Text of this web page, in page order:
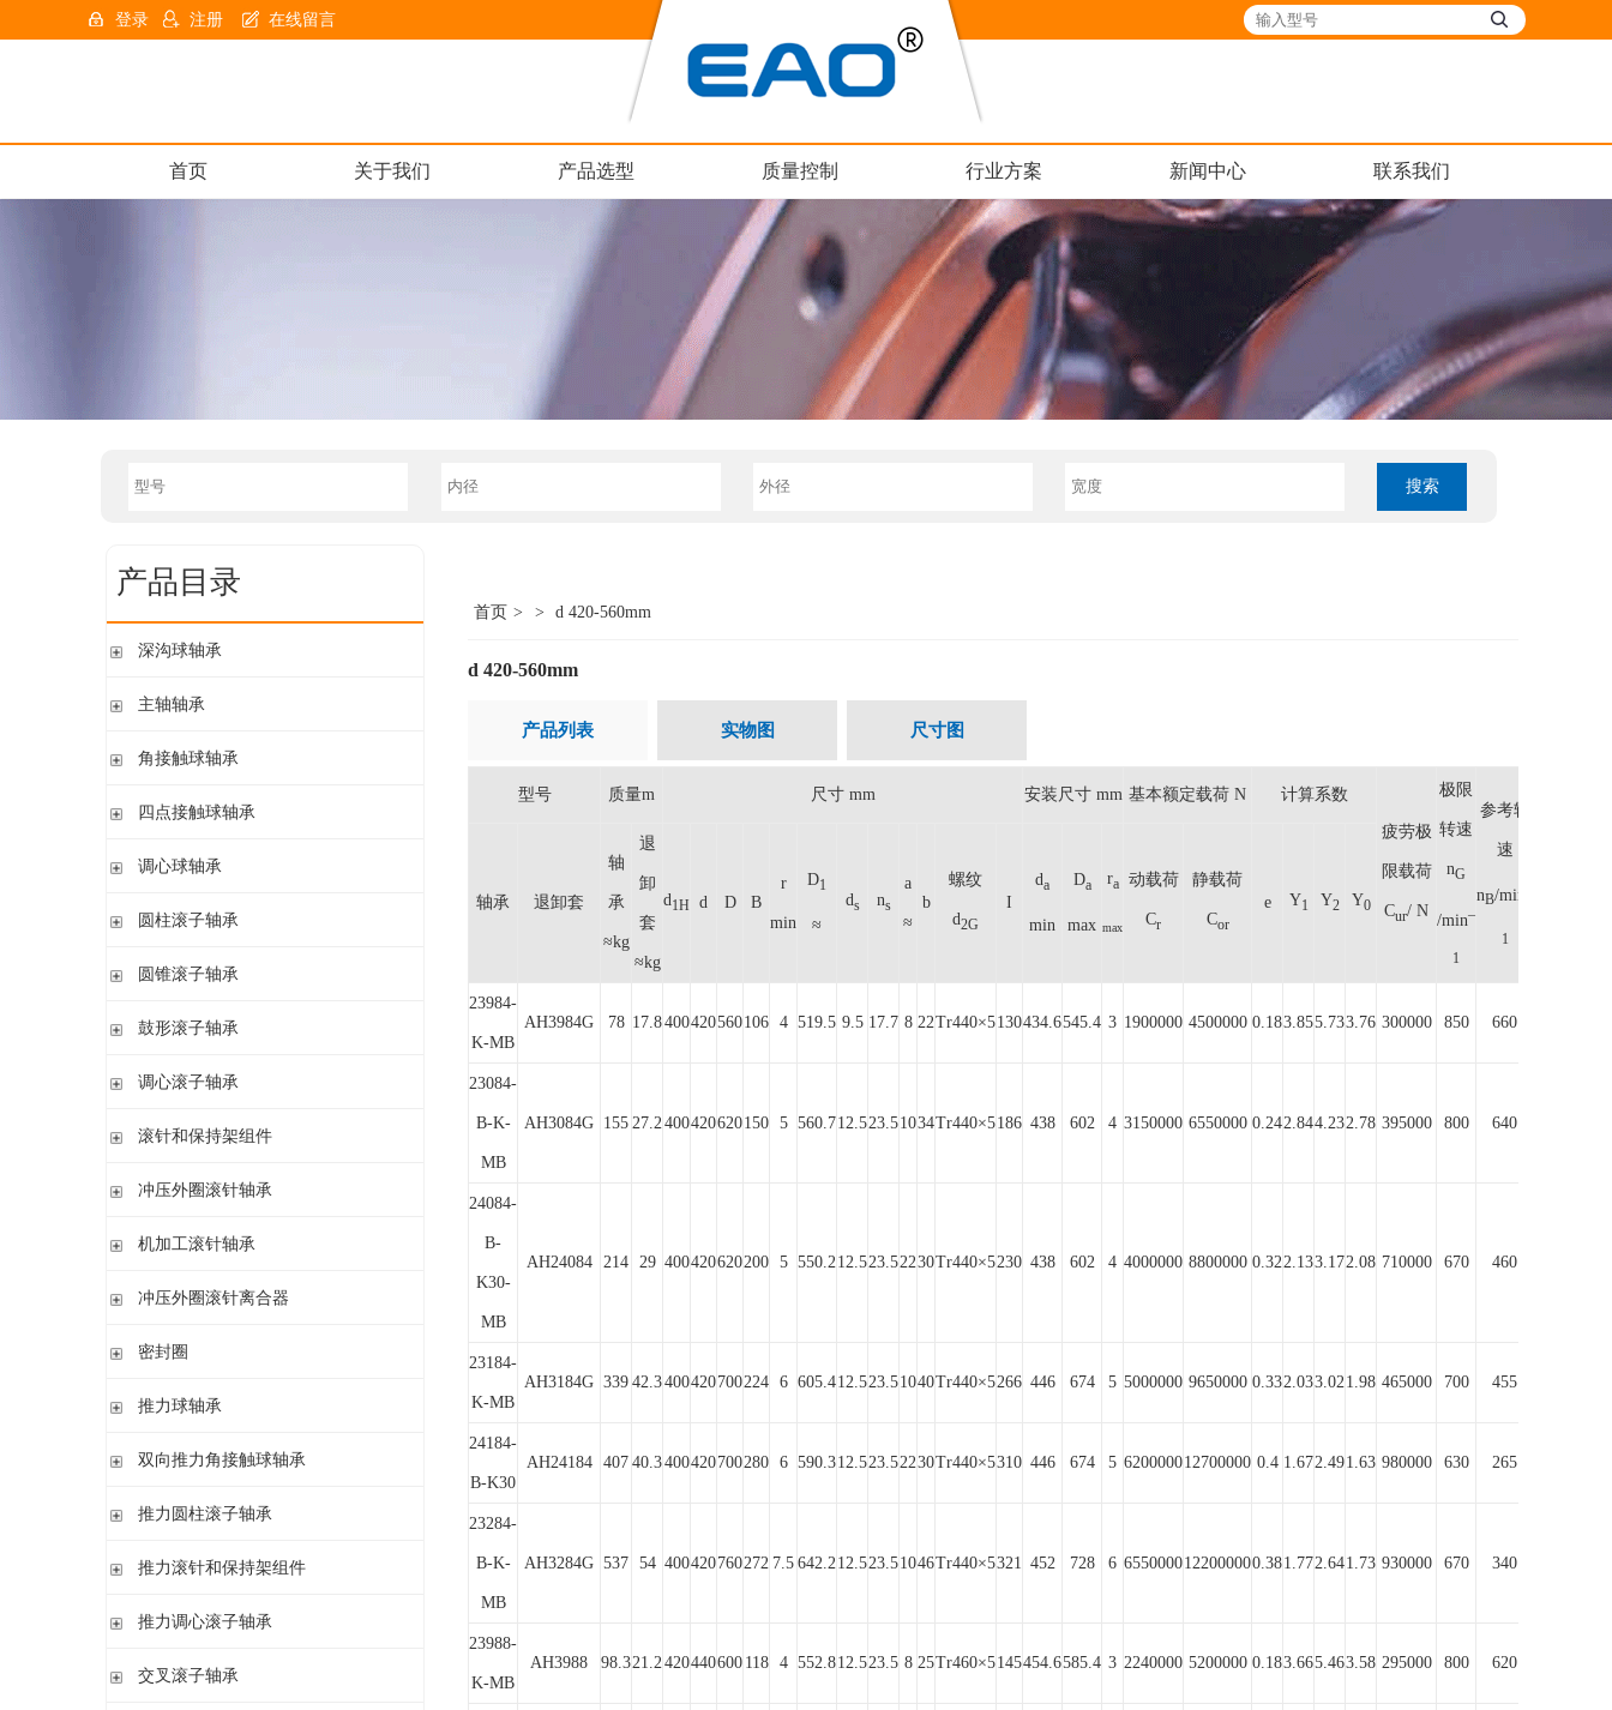
在线留言
登录 注册
首页 关于我们 产品选型 质量控制 行业方案 新闻中心 联系我们
产品目录
深沟球轴承
单列开式
双列
主轴轴承
带钢球
带钢球 密封
角接触球轴承
单列开式或密封
双列开式或密封
四点接触球轴承
四点接触球轴承
调心球轴承
圆柱孔开式或密封
圆柱孔或圆锥孔 开式
带紧定套开式或密封
带紧定套开式
圆柱滚子轴承
带保持架的圆柱滚子轴承
单列满装圆柱滚子轴承
高精密圆柱滚子轴承
圆锥滚子轴承
单列圆锥滚子轴承
单列英制圆锥滚子轴承
鼓形滚子轴承
圆柱孔或圆锥孔
调心滚子轴承
圆柱孔或圆锥孔
带退卸套
滚针和保持架组件
单列
冲压外圈滚针轴承
开式 闭式 无密封
开式、满装滚针单元、无密封
机加工滚针轴承
无内圈
带内圈 开式
带内圈 密封
无挡边无内圈 开式
调心 有/无内圈
滚针/ 推力球轴承 无内圈 带或不带外罩
滚针/ 推力圆柱滚子轴承 无内圈 带或不带外罩
内圈 无润滑孔
冲压外圈滚针离合器
不带轴承 带滚花或不带滚花
密封圈
密封圈
推力球轴承
单向推力球轴承
双向推力角接触球轴承
双向推力角接触球轴承
推力圆柱滚子轴承
推力圆柱滚子轴承 保持架组件 推力轴承垫圈
推力滚针和保持架组件
推力滚针和保持架组件 推力轴承垫圈
与向心滚针轴承 组合使用
推力调心滚子轴承
推力调心滚子轴承
交叉滚子轴承
首页 > > d 420-560mm
d 420-560mm
产品列表 实物图 尺寸图
型号 质量m 尺寸 mm 安装尺寸 mm 基本额定载荷 N 计算系数
疲劳极
限载荷
Cur/ N
极限
转速
nG
/min–
1
参考转
速
nB/min
1
轴承 退卸套
轴
承
≈kg
退
卸
套
≈kg
d1H d D B
r
min
D1
≈
ds ns
a
≈
b
螺纹
d2G
I
da
min
Da
max
ra
max
动载荷
Cr
静载荷
Cor
e Y1 Y2 Y0
23984-
K-MB
AH3984G 78 17.8400420560106 4 519.5 9.5 17.7 8 22Tr440×5130434.6545.4 3 1900000 4500000 0.183.855.733.76 300000 850 660
23084-
B-K-
MB
AH3084G 155 27.2400420620150 5 560.712.523.51034Tr440×5186 438 602 4 3150000 6550000 0.242.844.232.78 395000 800 640
24084-
B-
K30-
MB
AH24084 214 29 400420620200 5 550.212.523.52230Tr440×5230 438 602 4 4000000 8800000 0.322.133.172.08 710000 670 460
23184-
K-MB
AH3184G 339 42.3400420700224 6 605.412.523.51040Tr440×5266 446 674 5 5000000 9650000 0.332.033.021.98 465000 700 455
24184-
B-K30
AH24184 407 40.3400420700280 6 590.312.523.52230Tr440×5310 446 674 5 620000012700000 0.4 1.672.491.63 980000 630 265
23284-
B-K-
MB
AH3284G 537 54 400420760272 7.5 642.212.523.51046Tr440×5321 452 728 6 6550000122000000.381.772.641.73 930000 670 340
23988-
K-MB
AH3988 98.321.2420440600 118 4 552.812.523.5 8 25Tr460×5145454.6585.4 3 2240000 5200000 0.183.665.463.58 295000 800 620